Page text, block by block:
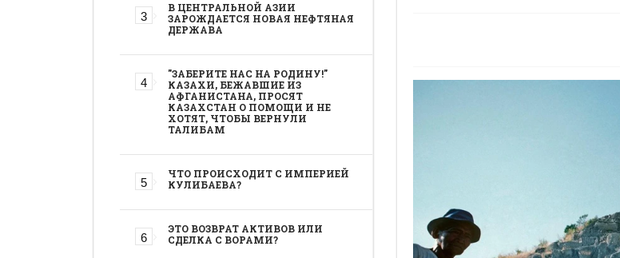
В ЦЕНТРАЛЬНОЙ АЗИИ
ЗАРОЖДАЕТСЯ НОВАЯ НЕФТЯНАЯ
ДЕРЖАВА
"ЗАБЕРИТЕ НАС НА РОДИНУ!"
КАЗАХИ, БЕЖАВШИЕ ИЗ
АФГАНИСТАНА, ПРОСЯТ
КАЗАХСТАН О ПОМОЩИ И НЕ
ХОТЯТ, ЧТОБЫ ВЕРНУЛИ
ТАЛИБАМ
ЧТО ПРОИСХОДИТ С ИМПЕРИЕЙ
КУЛИБАЕВА?
ЭТО ВОЗВРАТ АКТИВОВ ИЛИ
СДЕЛКА С ВОРАМИ?